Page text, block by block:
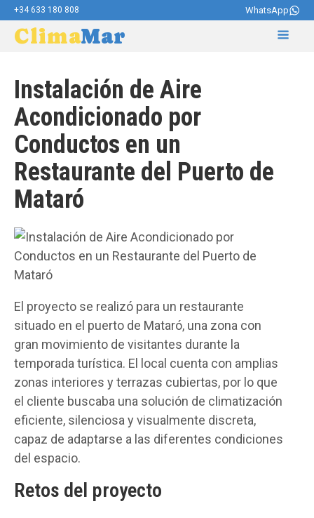
+34 633 180 808 WhatsApp
ClimaMar
Instalación de Aire
Acondicionado por
Conductos en un
Restaurante del Puerto de
Mataró
El proyecto se realizó para un restaurante
situado en el puerto de Mataró, una zona con
gran movimiento de visitantes durante la
temporada turística. El local cuenta con amplias
zonas interiores y terrazas cubiertas, por lo que
el cliente buscaba una solución de climatización
eficiente, silenciosa y visualmente discreta,
capaz de adaptarse a las diferentes condiciones
del espacio.
Retos del proyecto